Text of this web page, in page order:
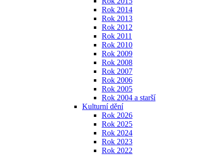
Rok 2014
Rok 2013
Rok 2012
Rok 2011
Rok 2010
Rok 2009
Rok 2008
Rok 2007
Rok 2006
Rok 2005
Rok 2004 a starší
Kulturní dění
Rok 2026
Rok 2025
Rok 2024
Rok 2023
Rok 2022